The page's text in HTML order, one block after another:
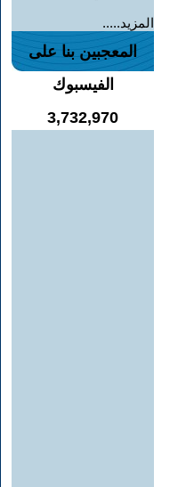
المزيد.....
المعجبين بنا على
الفيسبوك
3,732,970